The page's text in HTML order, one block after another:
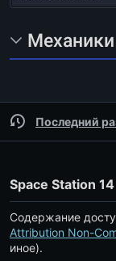
Механики
Space Station
Содержание
Attribution Non-
иное).